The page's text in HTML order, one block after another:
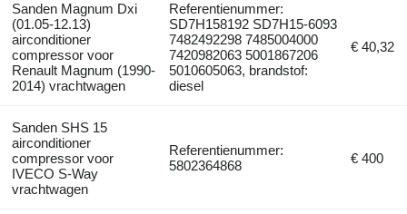
Sanden Magnum Dxi
(01.05-12.13)
airconditioner
compressor voor
Renault Magnum (1990-
2014) vrachtwagen
Referentienummer:
SD7H158192 SD7H15-6093
7482492298 7485004000
7420982063 5001867206
5010605063, brandstof:
diesel
€ 40,32
Sanden SHS 15
airconditioner
compressor voor
IVECO S-Way
vrachtwagen
Referentienummer:
5802364868
€ 400